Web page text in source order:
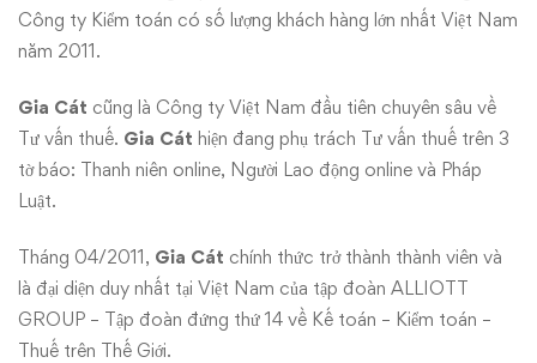
GIA
CÁT
Công ty Kiểm toán có số lượng khách hàng lớn nhất Việt Nam
năm 2011.
Gia Cát cũng là Công ty Việt Nam đầu tiên chuyên sâu về
Tư vấn thuế. Gia Cát hiện đang phụ trách Tư vấn thuế trên 3
tờ báo: Thanh niên online, Người Lao động online và Pháp
Luật.
Tháng 04/2011, Gia Cát chính thức trở thành thành viên và
là đại diện duy nhất tại Việt Nam của tập đoàn ALLIOTT
GROUP – Tập đoàn đứng thứ 14 về Kế toán – Kiểm toán –
Thuế trên Thế Giới.